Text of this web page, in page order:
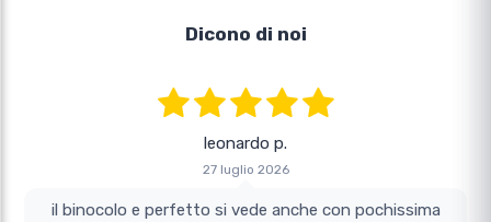
Dicono di noi
leonardo p.
27 luglio 2026
il binocolo e perfetto si vede anche con pochissima